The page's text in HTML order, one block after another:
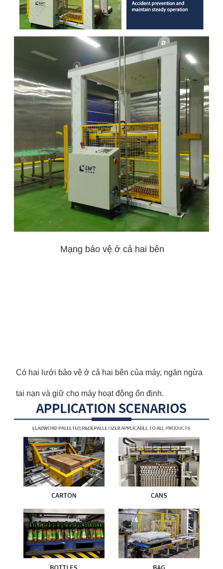
Mạng bảo vệ ở cả hai bên
Có hai lưới bảo vệ ở cả hai bên của máy, ngăn ngừa
tai nạn và giữ cho máy hoạt động ổn định.